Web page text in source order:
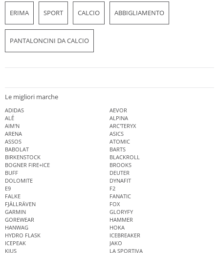
ERIMA SPORT CALCIO ABBIGLIAMENTO
PANTALONCINI DA CALCIO
Le migliori marche
ADIDAS
AEVOR
ALÉ
ALPINA
AIM'N
ARC'TERYX
ARENA
ASICS
ASSOS
ATOMIC
BABOLAT
BARTS
BIRKENSTOCK
BLACKROLL
BOGNER FIRE+ICE
BROOKS
BUFF
DEUTER
DOLOMITE
DYNAFIT
E9
F2
FALKE
FANATIC
FJÄLLRÄVEN
FOX
GARMIN
GLORYFY
GOREWEAR
HAMMER
HANWAG
HOKA
HYDRO FLASK
ICEBREAKER
ICEPEAK
JAKO
KJUS
LA SPORTIVA